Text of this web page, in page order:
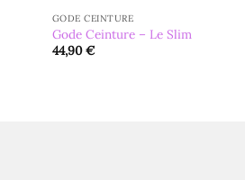
GODE CEINTURE
Gode Ceinture – Le Slim
44,90€